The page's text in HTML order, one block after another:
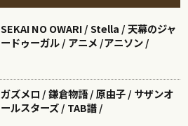
SEKAI NO OWARI / Stella / 天幕のジャ
ードゥーガル / アニメ /アニソン /
ガズメロ / 鎌倉物語 / 原由子 / サザンオ
ールスターズ / TAB譜 /